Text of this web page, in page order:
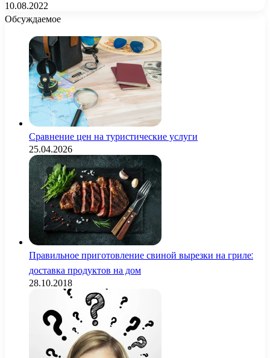
10.08.2022
Обсуждаемое
Сравнение цен на туристические услуги
25.04.2026
Правильное приготовление свиной вырезки на гриле:
доставка продуктов на дом
28.10.2018